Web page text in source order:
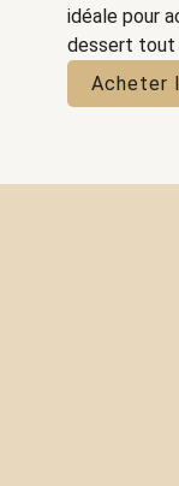
idéale pour
dessert tout
Acheter